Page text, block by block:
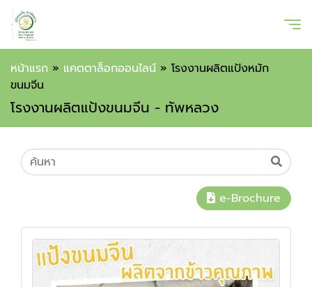
หน้าแรก » แคตตาล็อกออนไลน์ » โรงงานผลิตแป้งหมัก
ขนมจีน
โรงงานผลิตแป้งขนมจีน - ทัพหลวง
e-Brochure